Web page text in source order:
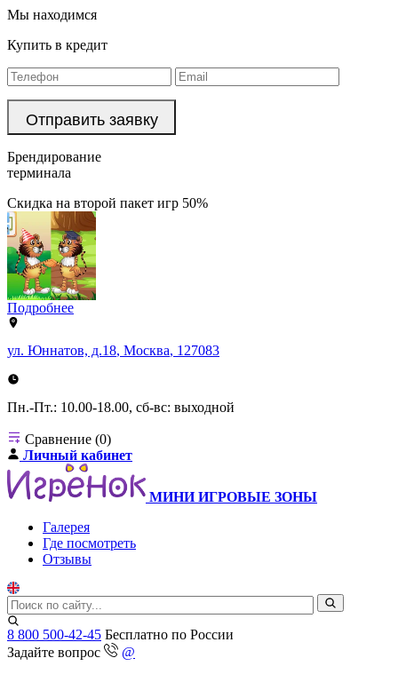
Мы находимся
Купить в кредит
Брендирование
терминала
Скидка на второй пакет игр 50%
Подробнее
ул. Юннатов, д.18, Москва, 127083
Пн.-Пт.: 10.00-18.00, сб-вс: выходной
Сравнение (0)
Личный кабинет
МИНИ ИГРОВЫЕ ЗОНЫ
Галерея
Где посмотреть
Отзывы
8 800 500-42-45 Бесплатно по России
Задайте вопрос
@